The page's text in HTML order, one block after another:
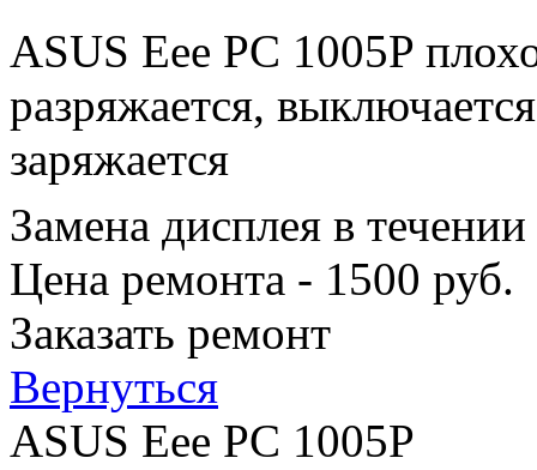
ASUS Eee PC 1005P
разряжается,
заряжается
Замена дисплея в
Цена ремонта - 1500 руб.
Заказать ремонт
Вернуться
ASUS Eee PC 1005P